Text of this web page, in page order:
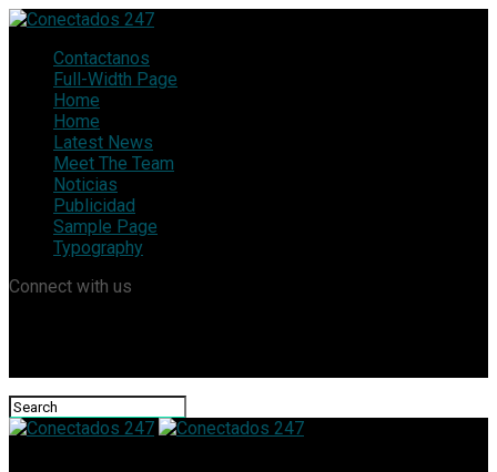
Contactanos
Full-Width Page
Home
Home
Latest News
Meet The Team
Noticias
Publicidad
Sample Page
Typography
Connect with us